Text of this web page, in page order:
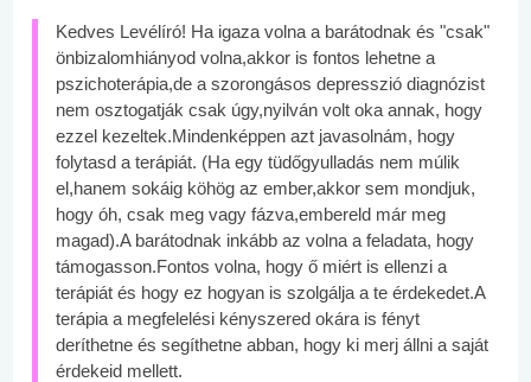
Kedves Levélíró! Ha igaza volna a barátodnak és "csak"
önbizalomhiányod volna,akkor is fontos lehetne a
pszichoterápia,de a szorongásos depresszió diagnózist
nem osztogatják csak úgy,nyilván volt oka annak, hogy
ezzel kezeltek.Mindenképpen azt javasolnám, hogy
folytasd a terápiát. (Ha egy tüdőgyulladás nem múlik
el,hanem sokáig köhög az ember,akkor sem mondjuk,
hogy óh, csak meg vagy fázva,embereld már meg
magad).A barátodnak inkább az volna a feladata, hogy
támogasson.Fontos volna, hogy ő miért is ellenzi a
terápiát és hogy ez hogyan is szolgálja a te érdekedet.A
terápia a megfelelési kényszered okára is fényt
deríthetne és segíthetne abban, hogy ki merj állni a saját
érdekeid mellett.